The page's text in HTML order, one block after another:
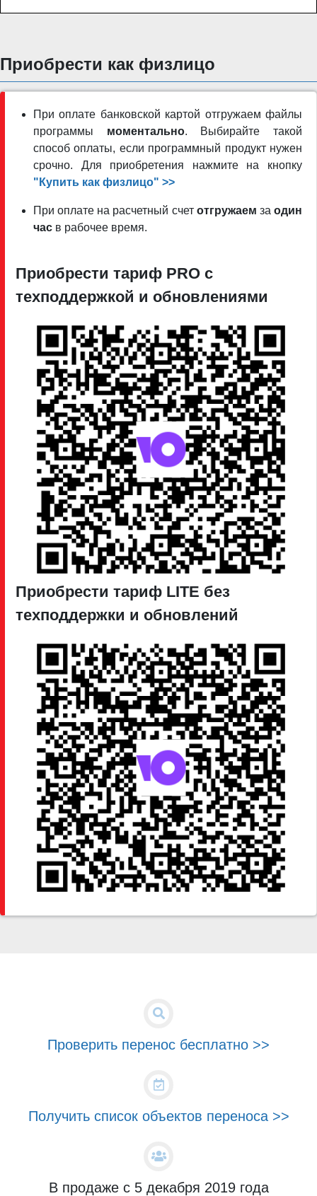
Приобрести как физлицо
При оплате банковской картой отгружаем файлы
программы моментально. Выбирайте такой
способ оплаты, если программный продукт нужен
срочно. Для приобретения нажмите на кнопку
"Купить как физлицо" >>
При оплате на расчетный счет отгружаем заодин
час в рабочее время.
Приобрести тариф PRO c
техподдержкой и обновлениями
Приобрести тариф LITE без
техподдержки и обновлений
Проверить перенос бесплатно >>
Получить список объектов переноса >>
В продаже с 5 декабря 2019 года